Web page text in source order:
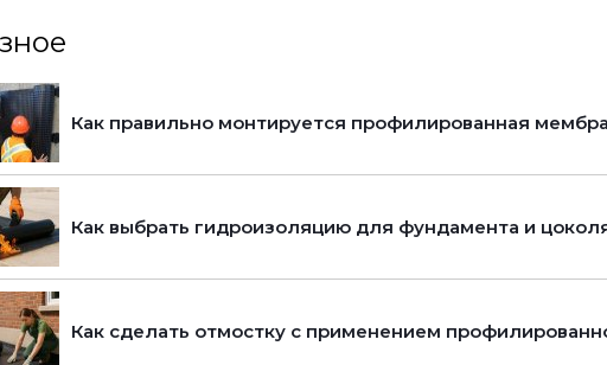
Как правильно монтируется профилированная
Как выбрать гидроизоляцию для фундамента и
Как сделать отмостку с применением